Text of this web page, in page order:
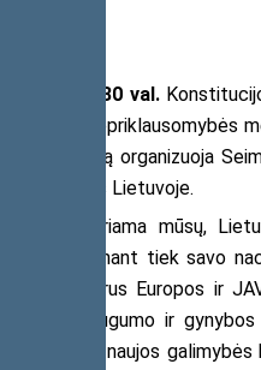
12.30 val.
JAV nepriklausomybės
Konferenciją organizuoja
rūmais Lietuvoje.
bus aptariama mūsų,
įgyvendinant tiek savo
– subūrus Europos ir
saugumo ir
pusrutulyje: naujos